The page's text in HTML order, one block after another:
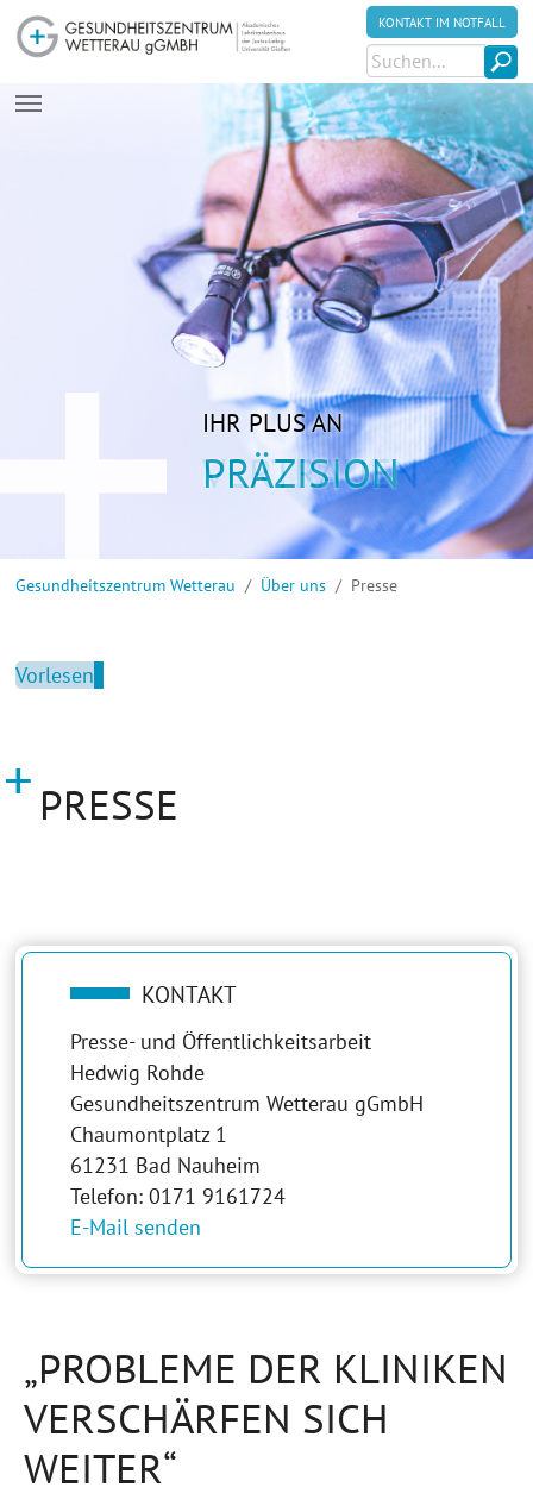
Zum Hauptinhalt springen
KONTAKT IM NOTFALL
IHR PLUS AN
VERTRAUEN
Gesundheitszentrum Wetterau Über uns Presse
Vorlesen
PRESSE
KONTAKT
Presse- und Öffentlichkeitsarbeit
Hedwig Rohde
Gesundheitszentrum Wetterau gGmbH
Chaumontplatz 1
61231 Bad Nauheim
Telefon: 0171 9161724
E-Mail senden
„PROBLEME DER KLINIKEN
VERSCHÄRFEN SICH
WEITER“